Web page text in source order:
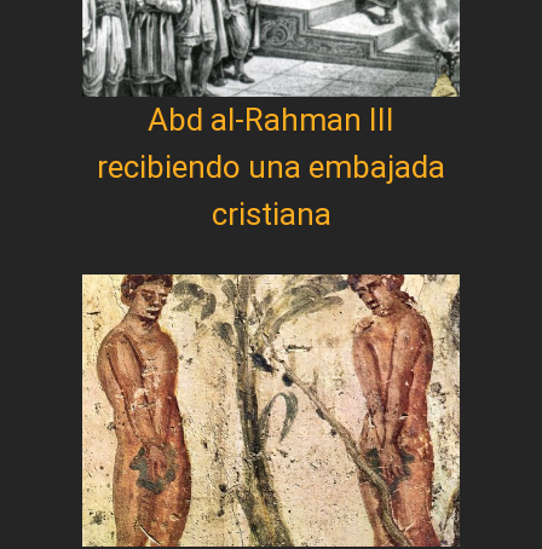
Abd al-Rahman III
recibiendo una embajada
cristiana